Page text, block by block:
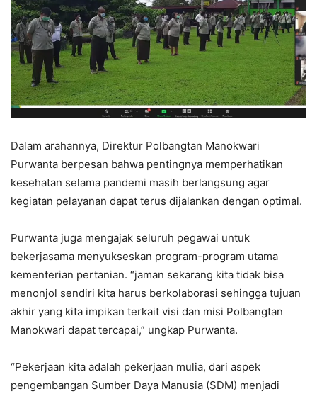
Dalam arahannya, Direktur Polbangtan Manokwari
Purwanta berpesan bahwa pentingnya memperhatikan
kesehatan selama pandemi masih berlangsung agar
kegiatan pelayanan dapat terus dijalankan dengan optimal.
Purwanta juga mengajak seluruh pegawai untuk
bekerjasama menyukseskan program-program utama
kementerian pertanian. “jaman sekarang kita tidak bisa
menonjol sendiri kita harus berkolaborasi sehingga tujuan
akhir yang kita impikan terkait visi dan misi Polbangtan
Manokwari dapat tercapai,” ungkap Purwanta.
“Pekerjaan kita adalah pekerjaan mulia, dari aspek
pengembangan Sumber Daya Manusia (SDM) menjadi